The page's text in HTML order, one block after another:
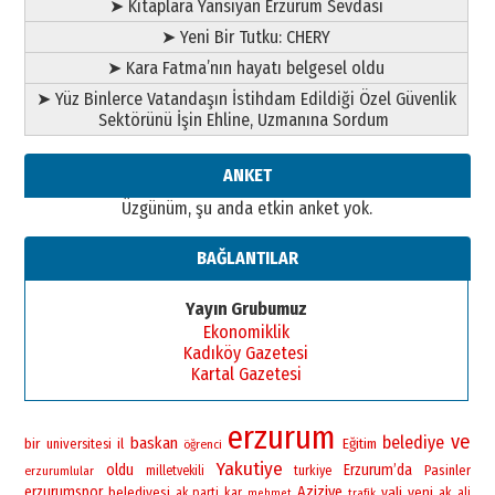
➤ Kitaplara Yansıyan Erzurum Sevdası
➤ Yeni Bir Tutku: CHERY
➤ Kara Fatma’nın hayatı belgesel oldu
➤ Yüz Binlerce Vatandaşın İstihdam Edildiği Özel Güvenlik
Sektörünü İşin Ehline, Uzmanına Sordum
ANKET
Üzgünüm, şu anda etkin anket yok.
BAĞLANTILAR
Yayın Grubumuz
Ekonomiklik
Kadıköy Gazetesi
Kartal Gazetesi
bir universitesi il baskan öğrenci erzurum Eğitim belediye ve
erzurumlular oldu milletvekili Yakutiye turkiye Erzurum’da Pasinler